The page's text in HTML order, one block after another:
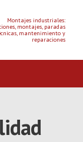
Montajes industriales:
montajes, paradas
mantenimiento y
reparaciones